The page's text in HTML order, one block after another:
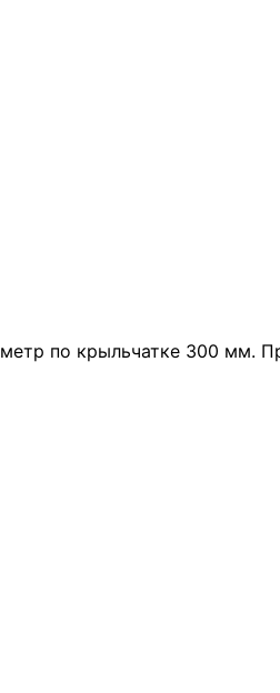
по крыльчатке 300 мм.